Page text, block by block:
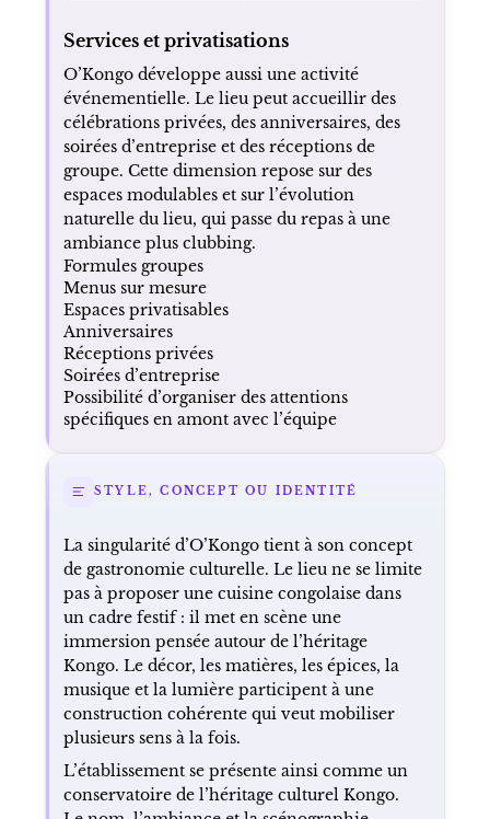
Services et privatisations
O’Kongo développe aussi une activité
événementielle. Le lieu peut accueillir des
célébrations privées, des anniversaires, des
soirées d’entreprise et des réceptions de
groupe. Cette dimension repose sur des
espaces modulables et sur l’évolution
naturelle du lieu, qui passe du repas à une
ambiance plus clubbing.
Formules groupes
Menus sur mesure
Espaces privatisables
Anniversaires
Réceptions privées
Soirées d’entreprise
Possibilité d’organiser des attentions
spécifiques en amont avec l’équipe
STYLE, CONCEPT OU IDENTITÉ
La singularité d’O’Kongo tient à son concept
de gastronomie culturelle. Le lieu ne se limite
pas à proposer une cuisine congolaise dans
un cadre festif : il met en scène une
immersion pensée autour de l’héritage
Kongo. Le décor, les matières, les épices, la
musique et la lumière participent à une
construction cohérente qui veut mobiliser
plusieurs sens à la fois.
L’établissement se présente ainsi comme un
conservatoire de l’héritage culturel Kongo.